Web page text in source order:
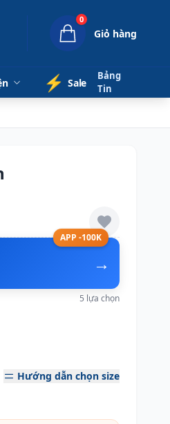
0
Giỏ hàng
⚡️ Sale
Bảng
Tin
APP -100K
→
5 lựa chọn
Hướng dẫn chọn size